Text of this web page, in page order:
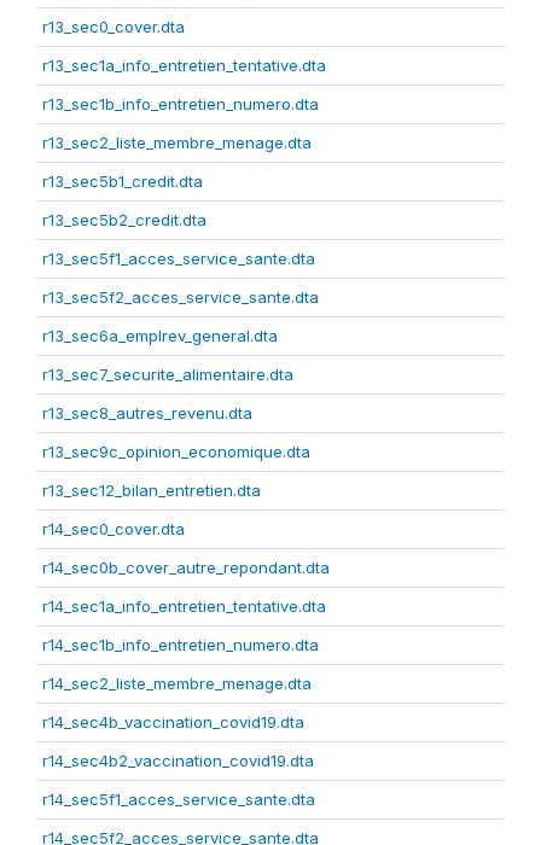
r13_sec0_cover.dta
r13_sec1a_info_entretien_tentative.dta
r13_sec1b_info_entretien_numero.dta
r13_sec2_liste_membre_menage.dta
r13_sec5b1_credit.dta
r13_sec5b2_credit.dta
r13_sec5f1_acces_service_sante.dta
r13_sec5f2_acces_service_sante.dta
r13_sec6a_emplrev_general.dta
r13_sec7_securite_alimentaire.dta
r13_sec8_autres_revenu.dta
r13_sec9c_opinion_economique.dta
r13_sec12_bilan_entretien.dta
r14_sec0_cover.dta
r14_sec0b_cover_autre_repondant.dta
r14_sec1a_info_entretien_tentative.dta
r14_sec1b_info_entretien_numero.dta
r14_sec2_liste_membre_menage.dta
r14_sec4b_vaccination_covid19.dta
r14_sec4b2_vaccination_covid19.dta
r14_sec5f1_acces_service_sante.dta
r14_sec5f2_acces_service_sante.dta